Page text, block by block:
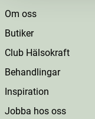
Om oss
Butiker
Club Hälsokraft
Behandlingar
Inspiration
Jobba hos oss